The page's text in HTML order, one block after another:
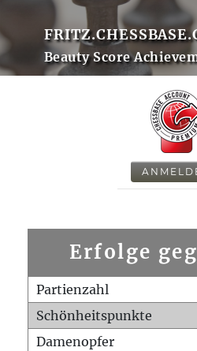
Beauty Score
Erfolge
Partienzahl
Schönheitspunkte
Damenopfer